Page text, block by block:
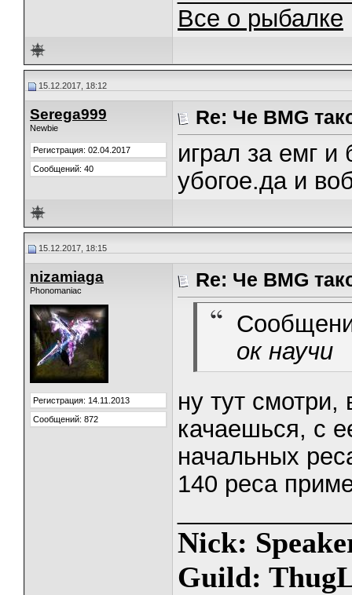
Все о рыбалке
15.12.2017, 18:12
Serega999
Newbie
Регистрация: 02.04.2017
Сообщений: 40
Re: Че BMG
играл за емг и
убогое.да и
15.12.2017, 18:15
nizamiaga
Phonomaniac
Регистрация: 14.11.2013
Сообщений: 872
Re: Че BMG
ок научи
ну тут смотри,
качаешься, с
начальных
140 реса
Nick:
Guild: